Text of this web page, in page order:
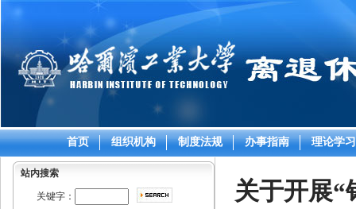
首页 组织机构 制度法规 办事指南 理论学习
站内搜索
关键字： 关于开展“